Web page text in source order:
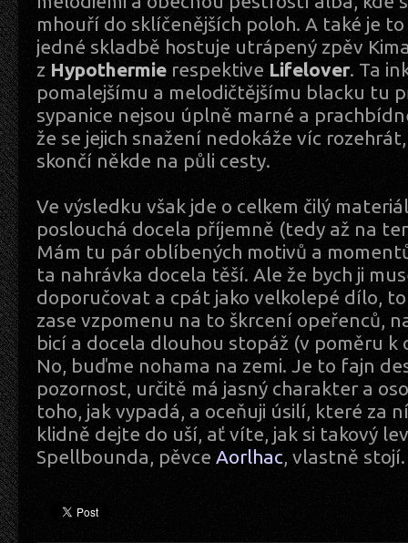
mhouří do sklíčenějších poloh. A také je
jedné skladbě hostuje utrápený zpěv
z Hypothermie respektive Lifelover. Ta
pomalejšímu a melodičtějšímu blacku tu
sypanice nejsou úplně marné a
že se jejich snažení nedokáže víc
skončí někde na půli cesty.
Ve výsledku však jde o celkem čilý
poslouchá docela příjemně (tedy až na
Mám tu pár oblíbených motivů a
ta nahrávka docela těší. Ale že bych ji
doporučovat a cpát jako velkolepé dílo, to
zase vzpomenu na to škrcení opeřenců,
bicí a docela dlouhou stopáž (v poměru k
No, buďme nohama na zemi. Je to fajn
pozornost, určitě má jasný charakter a
toho, jak vypadá, a oceňuji úsilí, které za
klidně dejte do uší, ať víte, jak si takový
Spellbounda, pěvce Aorlhac, vlastně stojí.